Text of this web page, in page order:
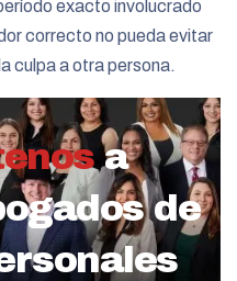
exacto involucrado
correcto no pueda evitar
culpa a otra persona.
a
de